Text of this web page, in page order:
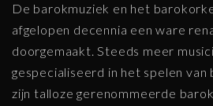
De barokmuziek en het
afgelopen decennia een ware
doorgemaakt. Steeds meer
gespecialiseerd in het spelen van
zijn talloze gerenommeerde